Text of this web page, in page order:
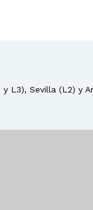
y L3), Sevilla (L2) y